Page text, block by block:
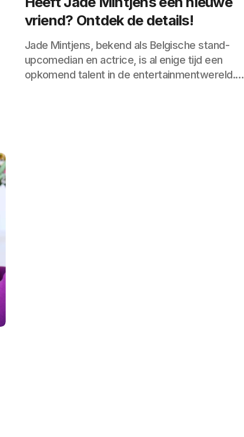
vriend? Ontdek de details!
Jade Mintjens, bekend als Belgische stand-
upcomedian en actrice, is al enige tijd een
opkomend talent in de entertainmentwereld.…